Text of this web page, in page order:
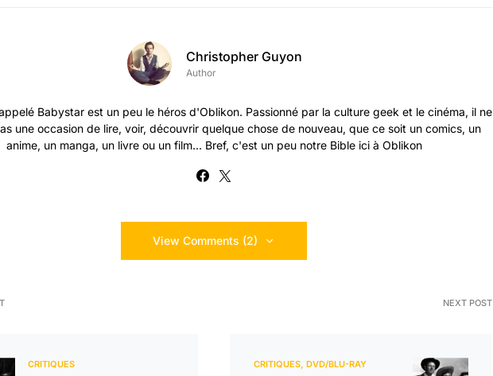
Christopher Guyon
Author
Babystar est un peu le héros d'Oblikon. Passionné par la culture geek et le cinéma, il ne
une occasion de lire, voir, découvrir quelque chose de nouveau, que ce soit un comics, un
anime, un manga, un livre ou un film... Bref, c'est un peu notre Bible ici à Oblikon
View Comments (2)
CRITIQUES
NEXT POST
CRITIQUES DVD/BLU-RAY